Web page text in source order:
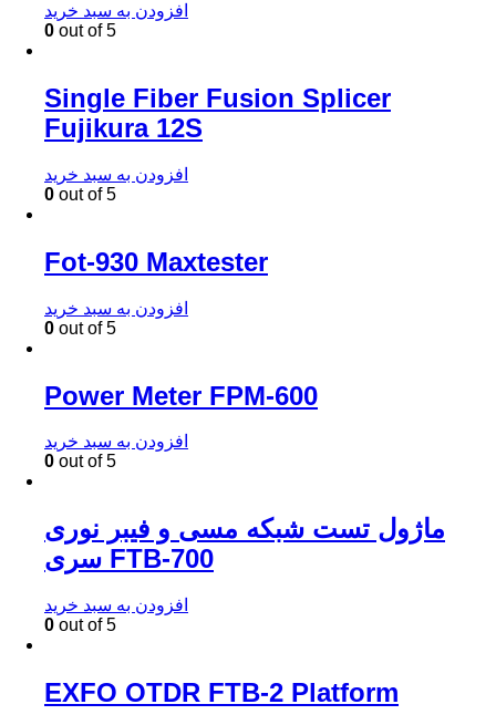
افزودن به سبد خرید
0 out of 5
Single Fiber Fusion Splicer
Fujikura 12S
افزودن به سبد خرید
0 out of 5
Fot-930 Maxtester
افزودن به سبد خرید
0 out of 5
Power Meter FPM-600
افزودن به سبد خرید
0 out of 5
ماژول تست شبکه مسی و فیبر نوری
سری FTB-700
افزودن به سبد خرید
0 out of 5
EXFO OTDR FTB-2 Platform